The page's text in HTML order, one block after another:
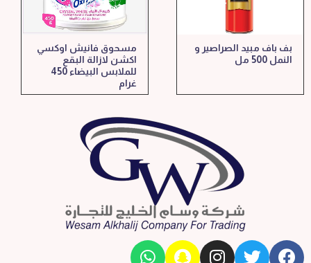
بف باف مبيد الصراصير و
النمل 500 مل
مسحوق فانيش اوكسي
اكشن لازالة البقع
للملابس البيضاء 450
غرام